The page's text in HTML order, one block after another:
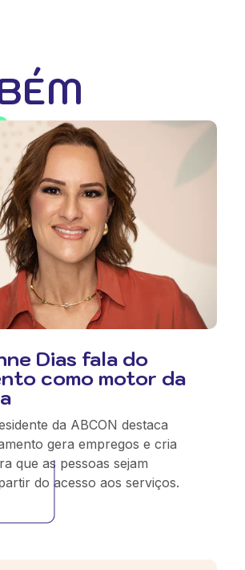
Dias fala do
como motor da
da ABCON destaca
gera empregos e cria
que as pessoas sejam
do acesso aos serviços.